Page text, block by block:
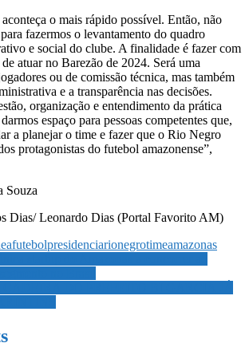
o mais rápido possível. Então, não
fazermos o levantamento do quadro
e social do clube. A finalidade é fazer com
atuar no Barezão de 2024. Será uma
ou de comissão técnica, mas também
e a transparência nas decisões.
organização e entendimento da prática
espaço para pessoas competentes que,
a planejar o time e fazer que o Rio Negro
protagonistas do futebol amazonense”,
Souza
Dias/ Leonardo Dias (Portal Favorito AM)
futebolpresidenciarionegrotimeamazonas